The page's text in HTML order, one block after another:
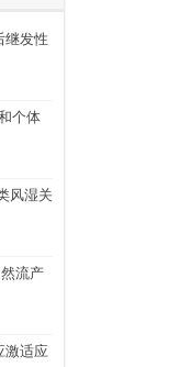
继发性
个体
风湿关
流产
激适应